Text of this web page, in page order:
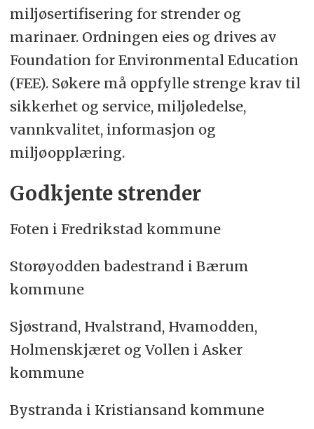
miljøsertifisering for strender og
marinaer. Ordningen eies og drives av
Foundation for Environmental Education
(FEE). Søkere må oppfylle strenge krav til
sikkerhet og service, miljøledelse,
vannkvalitet, informasjon og
miljøopplæring.
Godkjente strender
Foten i Fredrikstad kommune
Storøyodden badestrand i Bærum
kommune
Sjøstrand, Hvalstrand, Hvamodden,
Holmenskjæret og Vollen i Asker
kommune
Bystranda i Kristiansand kommune